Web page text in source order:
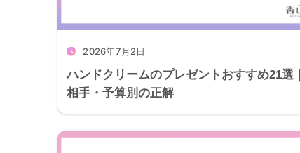
2026年7月2日
ハンドクリームのプレゼントおすすめ21選｜
相手・予算別の正解